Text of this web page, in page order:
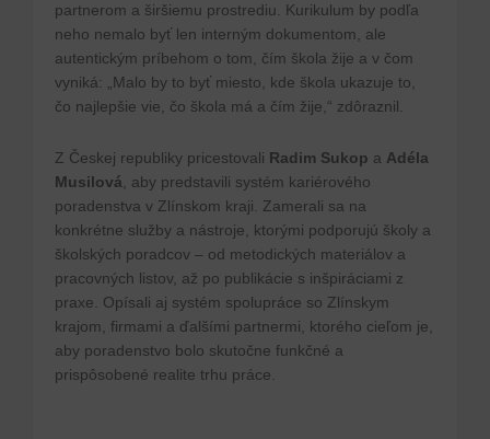
partnerom a širšiemu prostrediu. Kurikulum by podľa
neho nemalo byť len interným dokumentom, ale
autentickým príbehom o tom, čím škola žije a v čom
vyniká: „Malo by to byť miesto, kde škola ukazuje to,
čo najlepšie vie, čo škola má a čím žije,“ zdôraznil.
Z Českej republiky pricestovali Radim Sukop a Adéla
Musilová , aby predstavili systém kariérového
poradenstva v Zlínskom kraji. Zamerali sa na
konkrétne služby a nástroje, ktorými podporujú školy a
školských poradcov – od metodických materiálov a
pracovných listov, až po publikácie s inšpiráciami z
praxe. Opísali aj systém spolupráce so Zlínskym
krajom, firmami a ďalšími partnermi, ktorého cieľom je,
aby poradenstvo bolo skutočne funkčné a
prispôsobené realite trhu práce.